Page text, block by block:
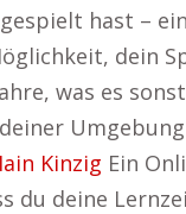
hast –
dein
was es
Kinzig Ein
du deine